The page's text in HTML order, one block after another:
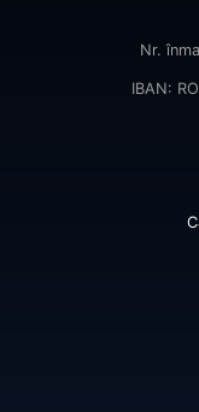
Nr.
IBAN: